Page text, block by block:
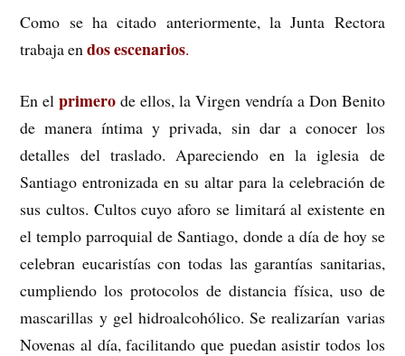
Como se ha citado anteriormente, la Junta Rectora
trabaja endos escenarios.
En elprimero de ellos, la Virgen vendría a Don Benito
de manera íntima y privada, sin dar a conocer los
detalles del traslado. Apareciendo en la iglesia de
Santiago entronizada en su altar para la celebración de
sus cultos. Cultos cuyo aforo se limitará al existente en
el templo parroquial de Santiago, donde a día de hoy se
celebran eucaristías con todas las garantías sanitarias,
cumpliendo los protocolos de distancia física, uso de
mascarillas y gel hidroalcohólico. Se realizarían varias
Novenas al día, facilitando que puedan asistir todos los